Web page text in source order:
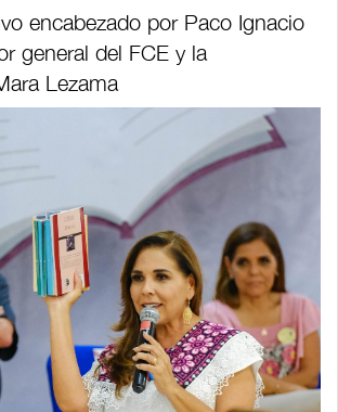
encabezado por Paco Ignacio
general del FCE y la
Lezama